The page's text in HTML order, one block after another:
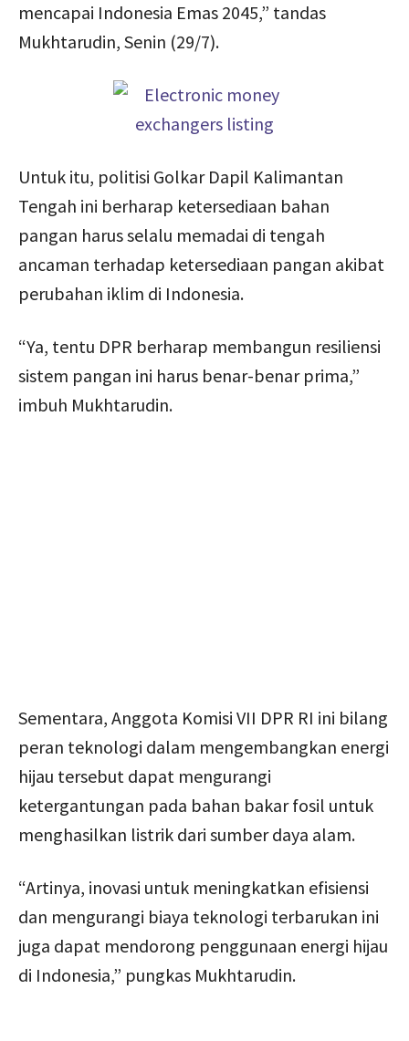
mencapai Indonesia Emas 2045,” tandas
Mukhtarudin, Senin (29/7).
Untuk itu, politisi Golkar Dapil Kalimantan
Tengah ini berharap ketersediaan bahan
pangan harus selalu memadai di tengah
ancaman terhadap ketersediaan pangan akibat
perubahan iklim di Indonesia.
“Ya, tentu DPR berharap membangun resiliensi
sistem pangan ini harus benar-benar prima,”
imbuh Mukhtarudin.
Sementara, Anggota Komisi VII DPR RI ini bilang
peran teknologi dalam mengembangkan energi
hijau tersebut dapat mengurangi
ketergantungan pada bahan bakar fosil untuk
menghasilkan listrik dari sumber daya alam.
“Artinya, inovasi untuk meningkatkan efisiensi
dan mengurangi biaya teknologi terbarukan ini
juga dapat mendorong penggunaan energi hijau
di Indonesia,” pungkas Mukhtarudin.